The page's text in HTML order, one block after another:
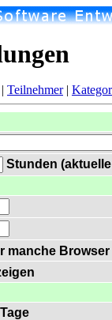
| Teilnehmer|
Stunden
manche
Tage